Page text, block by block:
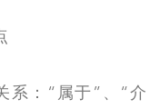
：“属于”、“介